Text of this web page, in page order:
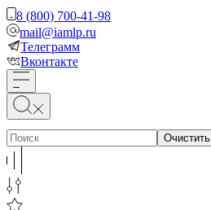
8 (800) 700-41-98
mail@iamlp.ru
Телеграмм
Вконтакте
Очистить